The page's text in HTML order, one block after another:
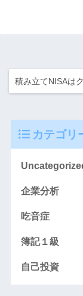
積み立てNISAは
カテゴリ
企業分析
吃音症
簿記１級
自己投資